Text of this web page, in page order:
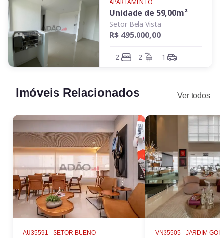
APARTAMENTO
Unidade de 59,00m²
Setor Bela Vista
R$ 495.000,00
2 2 1
Imóveis Relacionados Ver todos
AU35591 - SETOR BUENO VN35505 - JARDIM